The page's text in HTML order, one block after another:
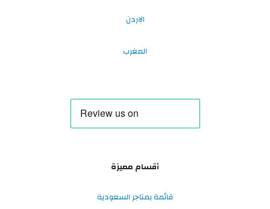
الاردن
المغرب
أقسام مميزة
قائمة بمتاجر السعودية